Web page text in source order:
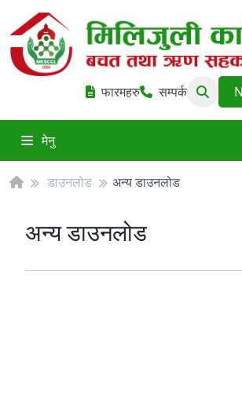
फारमहरु सम्पर्क
मेनु
डाउनलोड अन्य डाउनलोड
अन्य डाउनलोड